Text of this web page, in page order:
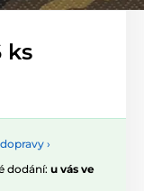
ks
›
dodání: u vás ve